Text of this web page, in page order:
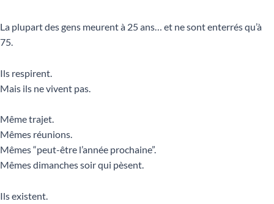
La plupart des gens meurent à 25 ans… et ne sont enterrés qu’à
75.
Ils respirent.
Mais ils ne vivent pas.
Même trajet.
Mêmes réunions.
Mêmes “peut-être l’année prochaine”.
Mêmes dimanches soir qui pèsent.
Ils existent.